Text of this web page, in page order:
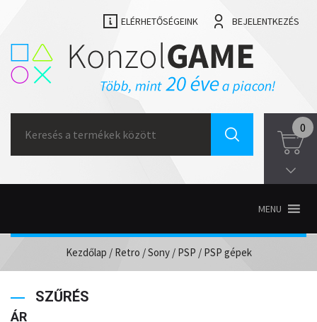
ELÉRHETŐSÉGEINK BEJELENTKEZÉS
for:
0
MENU
Kezdőlap / Retro /Sony/ PSP / PSP gépek
SZŰRÉS
ÁR